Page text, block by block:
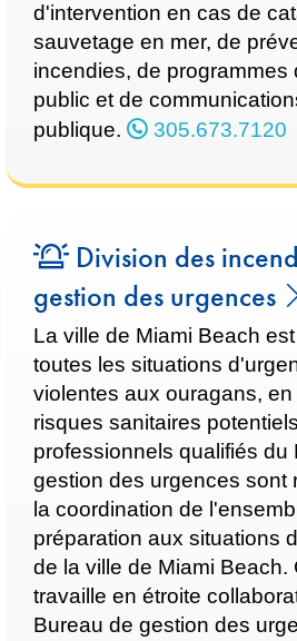
d'intervention en cas de
sauvetage en mer, de
incendies, de programmes
public et de
publique.
305.673.7120
Division des
gestion des urgences
La ville de Miami Beach
toutes les situations
violentes aux ouragans,
risques sanitaires
professionnels qualifiés du
gestion des urgences sont
la coordination de
préparation aux situations
de la ville de Miami Beach.
travaille en étroite
Bureau de gestion des